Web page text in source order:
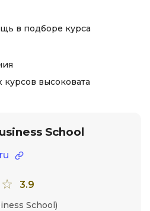
в подборе курса
высоковата
School
3.9
School)